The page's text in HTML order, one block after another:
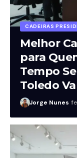
Jorge Nunes